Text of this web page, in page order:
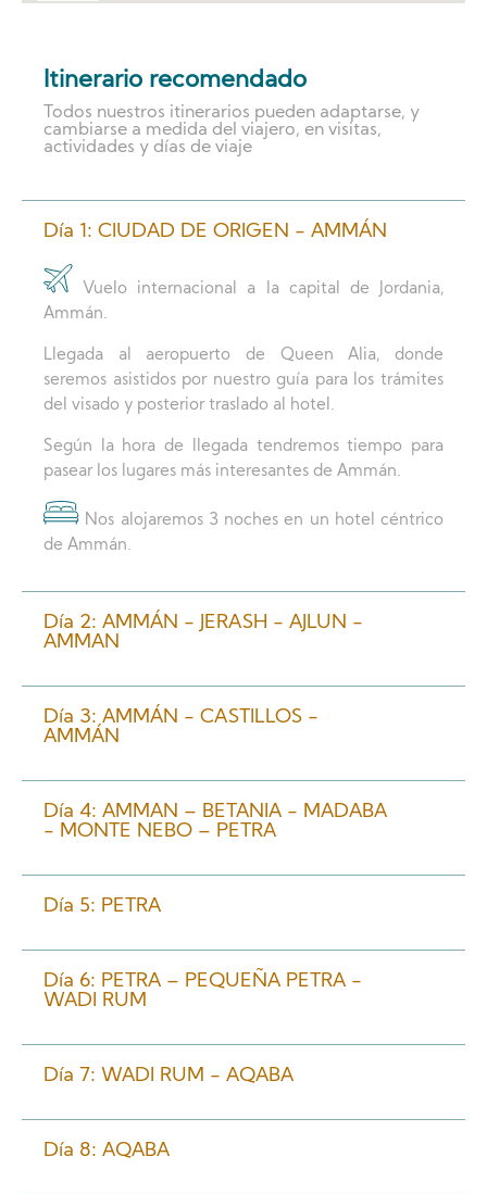
Itinerario recomendado
Todos nuestros itinerarios pueden adaptarse, y
cambiarse a medida del viajero, en visitas,
actividades y días de viaje
Día 1: CIUDAD DE ORIGEN - AMMÁN
Vuelo internacional a la capital de Jordania,
Ammán.
Llegada al aeropuerto de Queen Alia, donde
seremos asistidos por nuestro guía para los trámites
del visado y posterior traslado al hotel.
Según la hora de llegada tendremos tiempo para
pasear los lugares más interesantes de Ammán.
Nos alojaremos 3 noches en un hotel céntrico
de Ammán.
Día 2: AMMÁN - JERASH - AJLUN -
AMMAN
Día 3: AMMÁN - CASTILLOS -
AMMÁN
Día 4: AMMAN – BETANIA - MADABA
- MONTE NEBO – PETRA
Día 5: PETRA
Día 6: PETRA – PEQUEÑA PETRA -
WADI RUM
Día 7: WADI RUM - AQABA
Día 8: AQABA